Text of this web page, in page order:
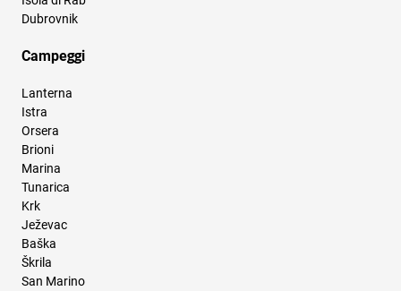
Dubrovnik
Campeggi
Lanterna
Istra
Orsera
Brioni
Marina
Tunarica
Krk
Ježevac
Baška
Škrila
San Marino